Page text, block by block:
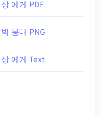
상 에게 PDF
붕대 PNG
상 에게 Text